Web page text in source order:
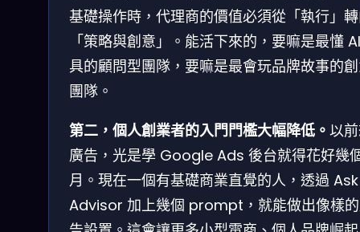
基礎操作時，代理商的價值必須從「執行」
「策略與創意」。能活下來的，要嘛是最懂
具的顧問型團隊，要嘛是最會玩品牌故事的
團隊。
第二，個人創業者的入門門檻大幅降低。 以
廣告，光是學 Google Ads 後台就得花好幾
月。現在一個有基礎商業直覺的人，透過 Ask
Advisor 加上幾個 prompt，就能做出像樣